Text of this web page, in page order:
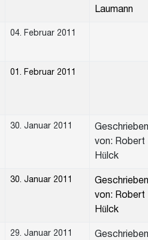
Laumann
04. Februar 2011
01. Februar 2011
30. Januar 2011
Geschrieben
von: Robert
Hülck
30. Januar 2011
Geschrieben
von: Robert
Hülck
29. Januar 2011
Geschrieben